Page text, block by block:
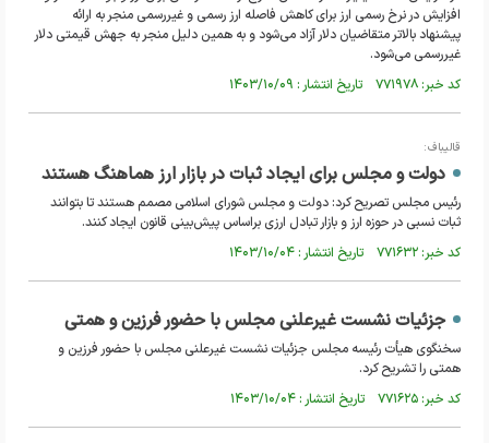
افزایش در نرخ رسمی ارز برای کاهش فاصله ارز رسمی و غیررسمی منجر به ارائه
پیشنهاد بالاتر متقاضیان دلار آزاد می‌شود و به همین دلیل منجر به جهش قیمتی دلار
غیررسمی می‌شود.
کد خبر: ۷۷۱۹۷۸ تاریخ انتشار : ۱۴۰۳/۱۰/۰۹
قالیباف:
دولت و مجلس برای ایجاد ثبات در بازار ارز هماهنگ هستند
رئیس مجلس تصریح کرد: دولت و مجلس شورای اسلامی مصمم هستند تا بتوانند
ثبات نسبی در حوزه ارز و بازار تبادل ارزی براساس پیش‌بینی قانون ایجاد کنند.
کد خبر: ۷۷۱۶۳۲ تاریخ انتشار : ۱۴۰۳/۱۰/۰۴
جزئیات نشست غیرعلنی مجلس با حضور فرزین و همتی
سخنگوی هیأت رئیسه مجلس جزئیات نشست غیرعلنی مجلس با حضور فرزین و
همتی را تشریح کرد.
کد خبر: ۷۷۱۶۲۵ تاریخ انتشار : ۱۴۰۳/۱۰/۰۴